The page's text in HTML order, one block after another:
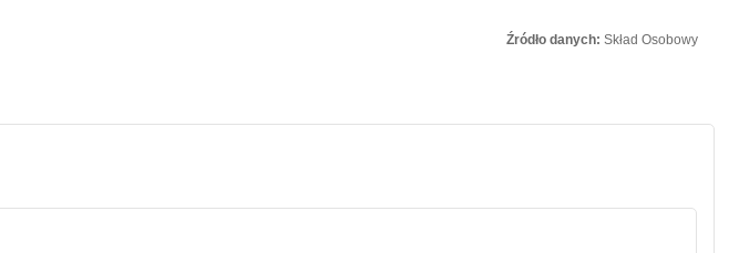
Źródło danych: Skład Osobowy